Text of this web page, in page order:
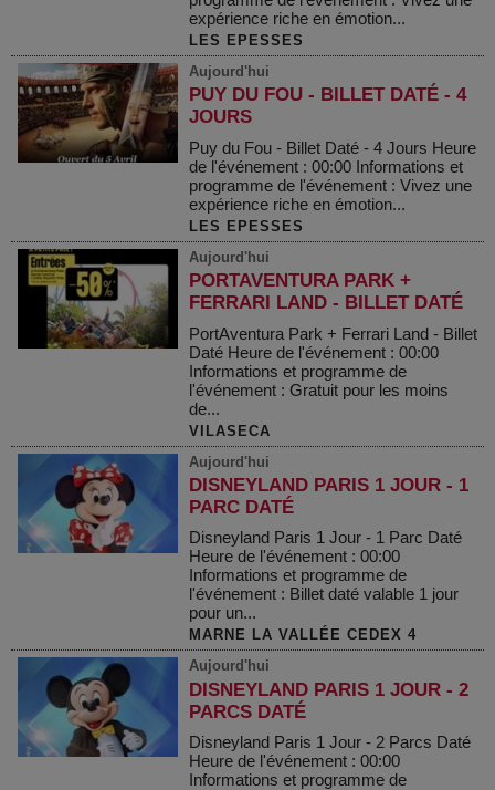
expérience riche en émotion...
LES EPESSES
Aujourd'hui
PUY DU FOU - BILLET DATÉ - 4
JOURS
Puy du Fou - Billet Daté - 4 Jours Heure
de l'événement : 00:00 Informations et
programme de l'événement : Vivez une
expérience riche en émotion...
LES EPESSES
Aujourd'hui
PORTAVENTURA PARK +
FERRARI LAND - BILLET DATÉ
PortAventura Park + Ferrari Land - Billet
Daté Heure de l'événement : 00:00
Informations et programme de
l'événement : Gratuit pour les moins
de...
VILASECA
Aujourd'hui
DISNEYLAND PARIS 1 JOUR - 1
PARC DATÉ
Disneyland Paris 1 Jour - 1 Parc Daté
Heure de l'événement : 00:00
Informations et programme de
l'événement : Billet daté valable 1 jour
pour un...
MARNE LA VALLÉE CEDEX 4
Aujourd'hui
DISNEYLAND PARIS 1 JOUR - 2
PARCS DATÉ
Disneyland Paris 1 Jour - 2 Parcs Daté
Heure de l'événement : 00:00
Informations et programme de